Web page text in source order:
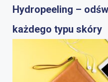
Hydropeeling –
każdego typu skóry